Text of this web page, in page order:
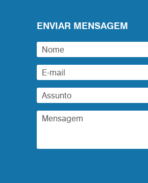
ENVIAR MENSAGEM